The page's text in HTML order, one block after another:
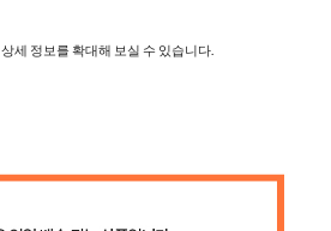
상세 정보를 확대해 보실 수 있습니다.